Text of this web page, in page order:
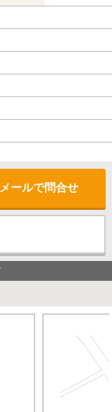
メールで問合せ